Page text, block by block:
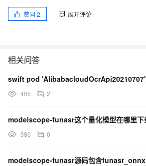
赞同 2 展开评论
相关问答
swift pod 'AlibabacloudOcrApi20210707'
405 2
modelscope-funasr这个量化模型在哪里下
386 0
modelscope-funasr源码包含funasr_onnx